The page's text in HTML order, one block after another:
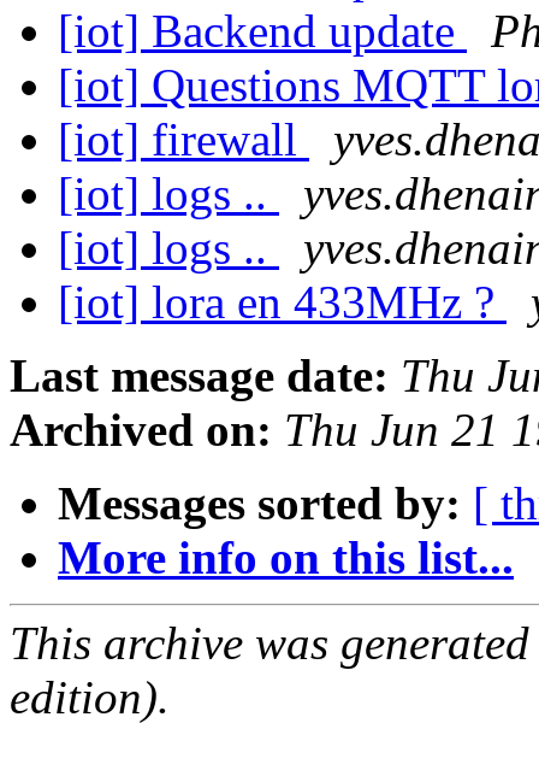
[iot] Backend update
[iot] Questions MQTT
[iot] firewall
[iot] logs ..
[iot] logs ..
[iot] lora en 433MHz ?
Last message date: Thu
Archived on: Thu Jun 21
Messages sorted by: [
More info on this list...
This archive was
edition).